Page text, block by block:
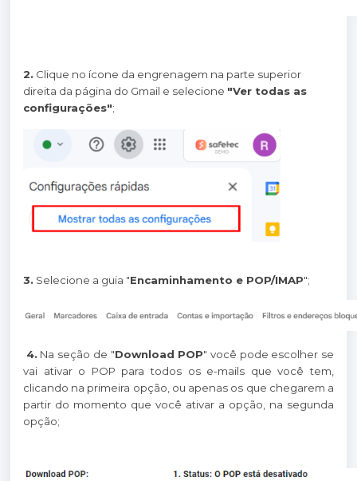
2. Clique no ícone da engrenagem na parte superior
direita da página do Gmail e selecione "Ver todas as
configurações";
3. Selecione a guia "Encaminhamento e POP/IMAP";
4. Na seção de "Download POP" você pode escolher se
vai ativar o POP para todos os e-mails que você tem,
clicando na primeira opção, ou apenas os que chegarem a
partir do momento que você ativar a opção, na segunda
opção;